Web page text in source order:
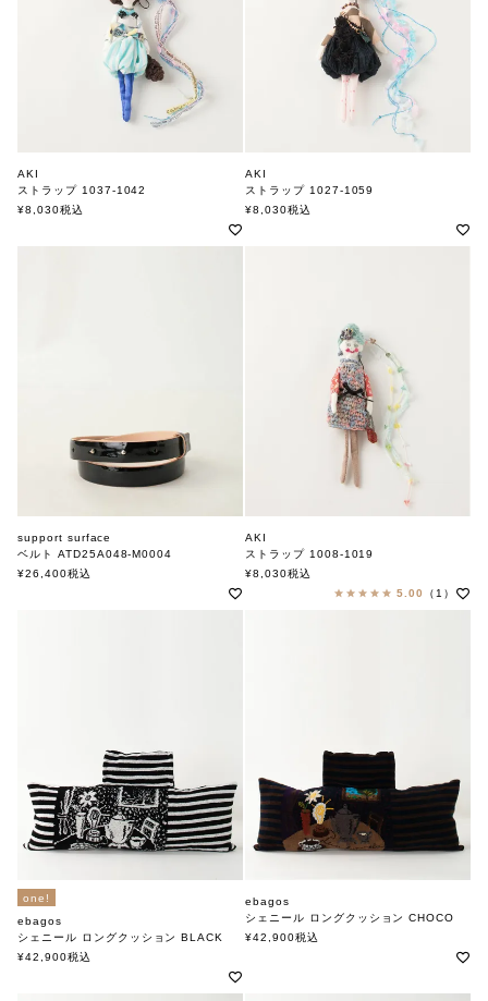
AKI
ストラップ 1037-1042
アキ
¥8,030税込
AKI
ストラップ 1027-1059
アキ
¥8,030税込
support surface
ベルト ATD25A048-M0004
サポートサーフェス
¥26,400税込
AKI
ストラップ 1008-1019
アキ
¥8,030税込
5.00
（1）
one!
ebagos
シェニール ロングクッション BLACK
エバゴス
¥42,900税込
ebagos
シェニール ロングクッション CHOCO
エバゴス
¥42,900税込